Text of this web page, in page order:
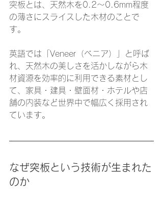
突板とは、天然木を0.2〜0.6mm程度
の薄さにスライスした木材のことで
す。
英語では「Veneer（ベニア）」と呼ば
れ、天然木の美しさを活かしながら木
材資源を効率的に利用できる素材とし
て、家具・建具・壁面材・ホテルや店
舗の内装など世界中で幅広く採用され
ています。
なぜ突板という技術が生まれた
のか